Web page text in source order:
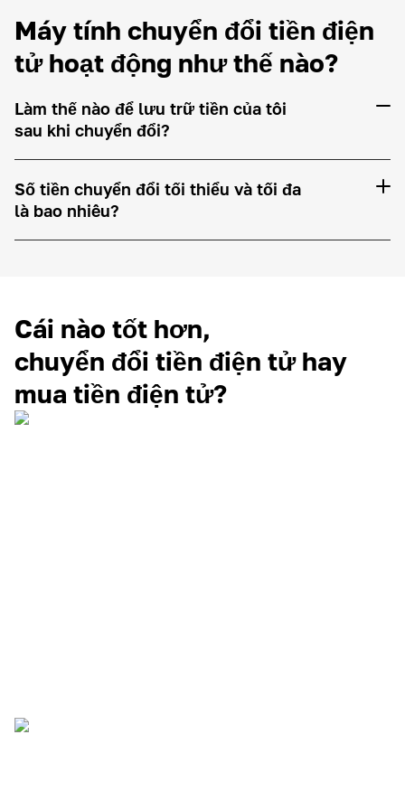
Máy tính chuyển đổi tiền điện
tử hoạt động như thế nào?
Làm thế nào để lưu trữ tiền của tôi
sau khi chuyển đổi?
Số tiền chuyển đổi tối thiểu và tối đa
là bao nhiêu?
Cái nào tốt hơn,
chuyển đổi tiền điện tử hay
mua tiền điện tử?